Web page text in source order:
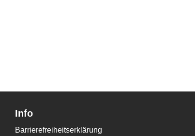
Info
Barrierefreiheitserklärung